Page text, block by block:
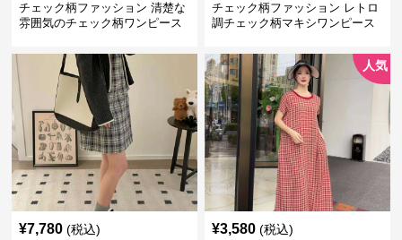
チェック柄ファッション 清楚な
雰囲気のチェック柄ワンピース
チェック柄ファッション レトロ
調チェック柄マキシワンピース
¥7,780 (税込)
人気
¥3,580 (税込)